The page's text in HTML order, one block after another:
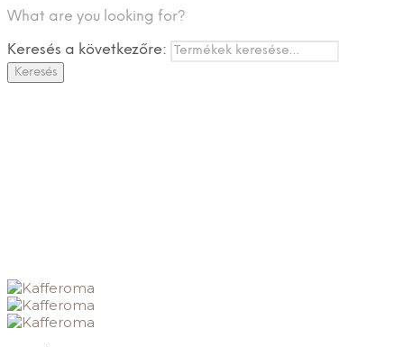
Instant Kávé
Zacskó Tea
Tartozékok
What are you looking for?
Keresés a következőre:
Keresés